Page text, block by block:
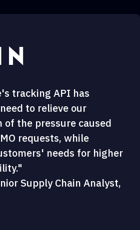
tracking API has
to relieve our
of the pressure caused
requests, while
needs for higher
Supply Chain Analyst,